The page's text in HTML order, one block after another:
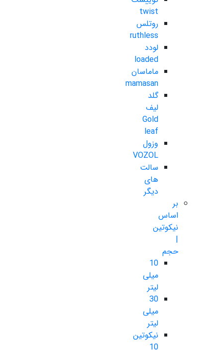
twist
روتلس
ruthless
لودد
loaded
ماماسان
mamasan
گلد
لیف
Gold
leaf
وزول
VOZOL
سالت
های
دیگر
بر
اساس
نیکوتین
|
حجم
10
میلی
لیتر
30
میلی
لیتر
نیکوتین
10